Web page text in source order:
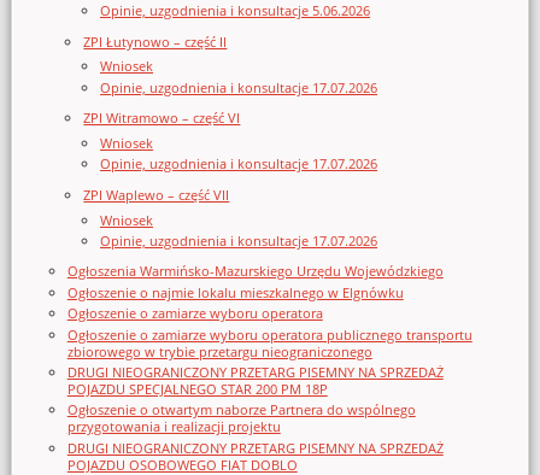
Opinie, uzgodnienia i konsultacje 5.06.2026
ZPI Łutynowo – część II
Wniosek
Opinie, uzgodnienia i konsultacje 17.07.2026
ZPI Witramowo – część VI
Wniosek
Opinie, uzgodnienia i konsultacje 17.07.2026
ZPI Waplewo – część VII
Wniosek
Opinie, uzgodnienia i konsultacje 17.07.2026
Ogłoszenia Warmińsko-Mazurskiego Urzędu Wojewódzkiego
Ogłoszenie o najmie lokalu mieszkalnego w Elgnówku
Ogłoszenie o zamiarze wyboru operatora
Ogłoszenie o zamiarze wyboru operatora publicznego transportu
zbiorowego w trybie przetargu nieograniczonego
DRUGI NIEOGRANICZONY PRZETARG PISEMNY NA SPRZEDAŻ
POJAZDU SPECJALNEGO STAR 200 PM 18P
Ogłoszenie o otwartym naborze Partnera do wspólnego
przygotowania i realizacji projektu
DRUGI NIEOGRANICZONY PRZETARG PISEMNY NA SPRZEDAŻ
POJAZDU OSOBOWEGO FIAT DOBLO